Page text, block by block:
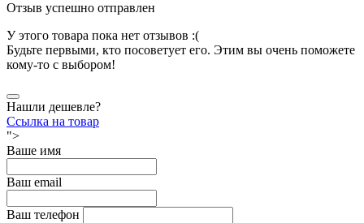
Отзыв успешно отправлен
У этого товара пока нет отзывов :(
Будьте первыми, кто посоветует его. Этим вы очень поможете
кому-то с выбором!
Нашли дешевле?
Ссылка на товар
">
Ваше имя
Ваш email
Ваш телефон